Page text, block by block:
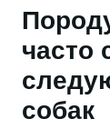
часто
собак